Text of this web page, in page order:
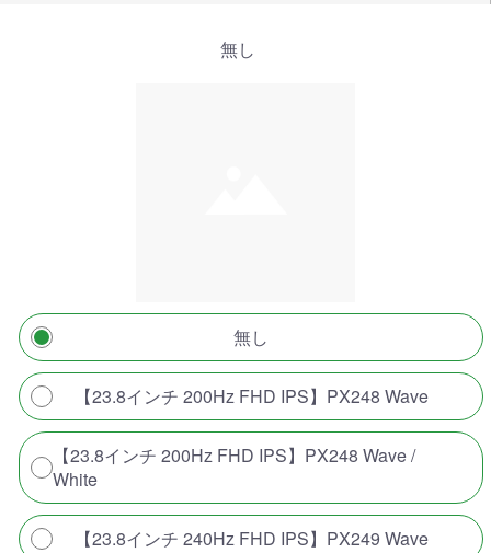
無し
無し
【23.8インチ 200Hz FHD IPS】PX248 Wave
【23.8インチ 200Hz FHD IPS】PX248 Wave /
White
【23.8インチ 240Hz FHD IPS】PX249 Wave